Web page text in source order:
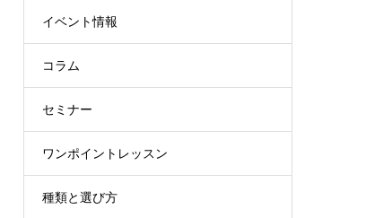
イベント情報
コラム
セミナー
ワンポイントレッスン
種類と選び方